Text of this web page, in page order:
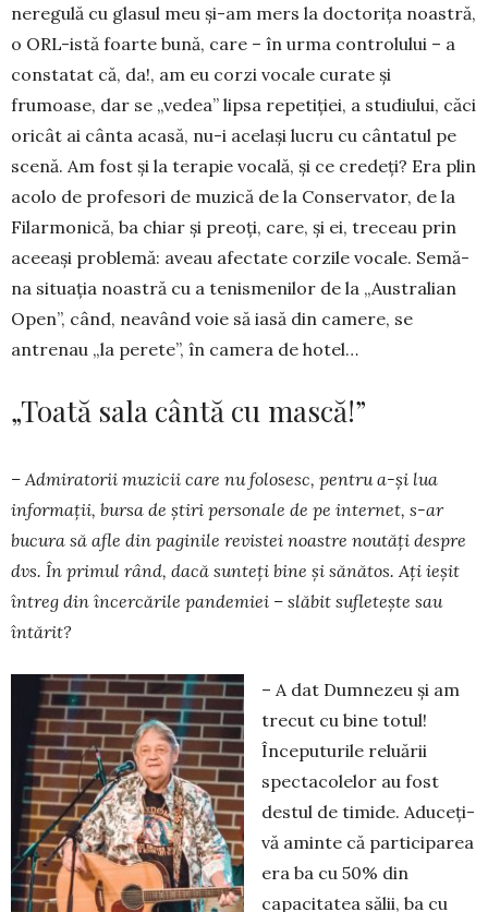
neregulă cu glasul meu și-am mers la doctorița noastră,
o ORL-istă foarte bună, care – în urma con­trolului – a
constatat că, da!, am eu corzi vo­cale curate și
frumoase, dar se „vedea” lipsa re­petiției, a studiului, căci
oricât ai cânta acasă, nu-i același lucru cu cântatul pe
scenă. Am fost și la terapie vocală, și ce credeți? Era plin
acolo de pro­fesori de muzică de la Conservator, de la
Fi­lar­mo­nică, ba chiar și preoți, care, și ei, treceau prin
a­ceeași problemă: aveau afectate corzile vocale. Se­mă­
na situația noastră cu a tenismenilor de la „Aus­tralian
Open”, când, neavând voie să iasă din ca­mere, se
antrenau „la perete”, în came­ra de ho­tel…
„Toată sala cântă cu mască!”
– Admiratorii muzicii care nu folosesc, pen­tru a-și lua
informații, bursa de știri personale de pe internet, s-ar
bucura să afle din paginile re­vistei noastre noutăți despre
dvs. În primul rând, dacă sunteți bine și sănătos. Ați ieșit
în­treg din încercările pandemiei – slăbit sufletește sau
întărit?
– A dat Dumnezeu și am
trecut cu bine totul!
Începuturile reluării
spectacolelor au fost
destul de timide. Aduceți-
vă aminte că participarea
era ba cu 50% din
capacitatea sălii, ba cu